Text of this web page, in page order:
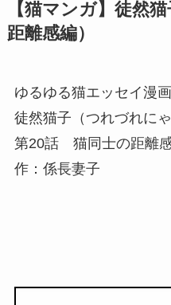
【猫マンガ】徒然
距離感編）
ゆるゆる猫エッセイ漫画
徒然猫子（つれづれにゃ
第20話 猫同士の距離
作：係長妻子